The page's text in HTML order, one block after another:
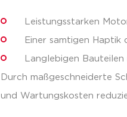
Leistungsstarken
Einer samtigen Haptik
Langlebigen
Durch maßgeschneiderte
und Wartungskosten